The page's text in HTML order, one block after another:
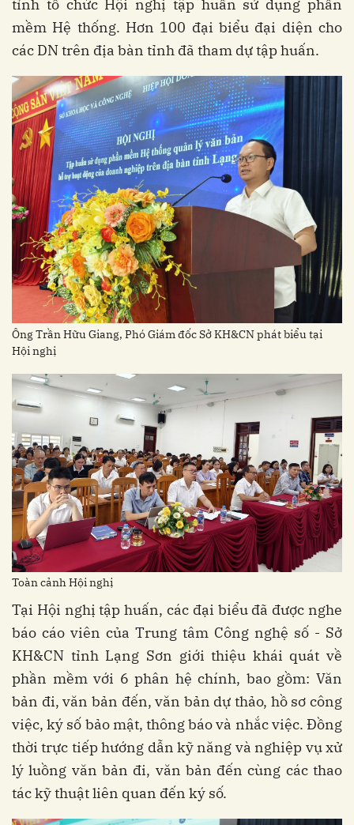
tỉnh tổ chức Hội nghị tập huấn sử dụng phần
mềm Hệ thống. Hơn 100 đại biểu đại diện cho
các DN trên địa bàn tỉnh đã tham dự tập huấn.
Ông Trần Hữu Giang, Phó Giám đốc Sở KH&CN phát biểu tại
Hội nghị
Toàn cảnh Hội nghị
Tại Hội nghị tập huấn, các đại biểu đã được nghe
báo cáo viên của Trung tâm Công nghệ số - Sở
KH&CN tỉnh Lạng Sơn giới thiệu khái quát về
phần mềm với 6 phân hệ chính, bao gồm: Văn
bản đi, văn bản đến, văn bản dự thảo, hồ sơ công
việc, ký số bảo mật, thông báo và nhắc việc. Đồng
thời trực tiếp hướng dẫn kỹ năng và nghiệp vụ xử
lý luồng văn bản đi, văn bản đến cùng các thao
tác kỹ thuật liên quan đến ký số.